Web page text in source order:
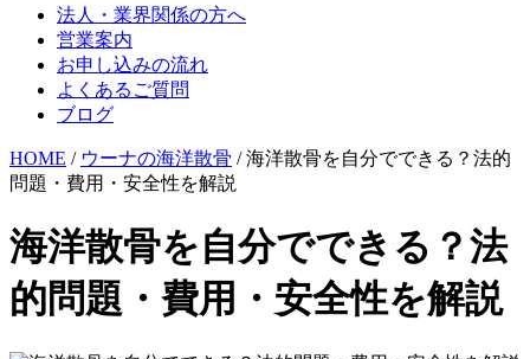
法人・業界関係の方へ
営業案内
お申し込みの流れ
よくあるご質問
ブログ
HOME / ウーナの海洋散骨 / 海洋散骨を自分でできる？法的
問題・費用・安全性を解説
海洋散骨を自分でできる？法
的問題・費用・安全性を解説